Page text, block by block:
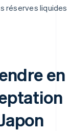
réserves liquides
en